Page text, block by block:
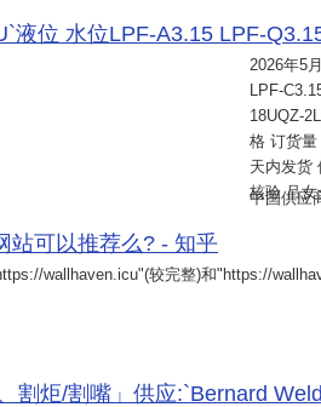
液位 水位LPF-A3.15 LPF-
2026年5
LPF-
18UQZ-
格 订货
天内发货
核验 吕女
中国供应
站可以推荐么? - 知乎
wallhaven.icu"(较完整)和"https://
割炬/割嘴」供应:`Bernard